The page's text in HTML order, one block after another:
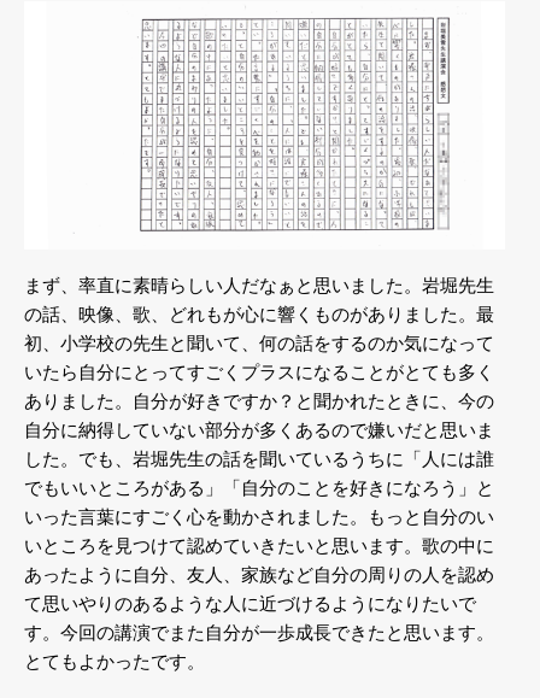
まず、率直に素晴らしい人だなぁと思いました。岩堀先生
の話、映像、歌、どれもが心に響くものがありました。最
初、小学校の先生と聞いて、何の話をするのか気になって
いたら自分にとってすごくプラスになることがとても多く
ありました。自分が好きですか？と聞かれたときに、今の
自分に納得していない部分が多くあるので嫌いだと思いま
した。でも、岩堀先生の話を聞いているうちに「人には誰
でもいいところがある」「自分のことを好きになろう」と
いった言葉にすごく心を動かされました。もっと自分のい
いところを見つけて認めていきたいと思います。歌の中に
あったように自分、友人、家族など自分の周りの人を認め
て思いやりのあるような人に近づけるようになりたいで
す。今回の講演でまた自分が一歩成長できたと思います。
とてもよかったです。